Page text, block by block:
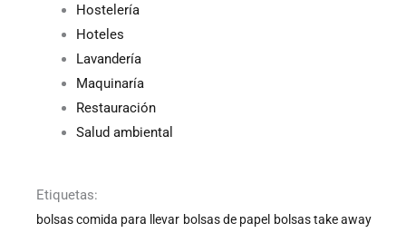
Hostelería
Hoteles
Lavandería
Maquinaría
Restauración
Salud ambiental
Etiquetas:
bolsas comida para llevar bolsas de papel bolsas take away